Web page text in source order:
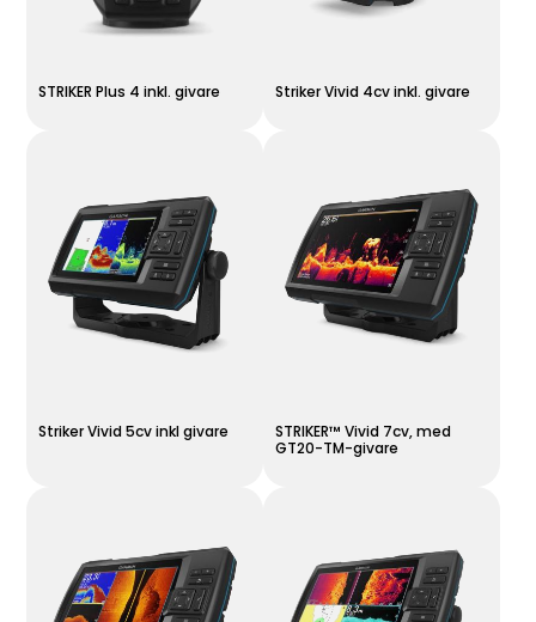
STRIKER Plus 4 inkl. givare Striker Vivid 4cv inkl. givare
Striker Vivid 5cv inkl givare
STRIKER™ Vivid 7cv, med
GT20-TM-givare